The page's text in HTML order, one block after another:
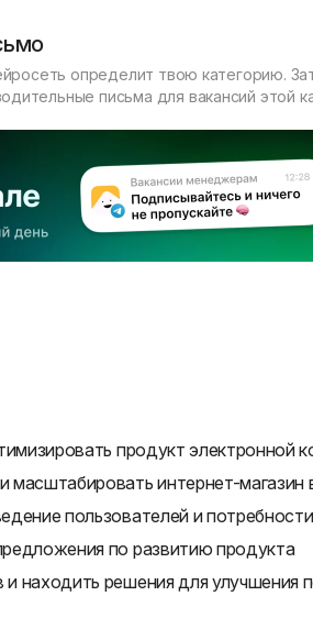
определит твою категорию.
письма для вакансий этой
продукт электронной
интернет-магазин
пользователей и
по развитию продукта
находить решения для улучшения